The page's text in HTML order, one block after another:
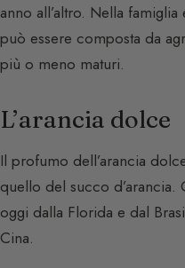
anno all’altro. Nella
può essere composta da
più o meno maturi.
L’arancia dolce
Il profumo dell’arancia
quello del succo d’arancia.
oggi dalla Florida e dal
Cina.